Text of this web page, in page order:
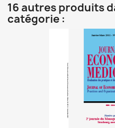
16 autres produits
catégorie :